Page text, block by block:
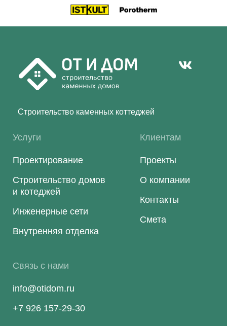
Строительство каменных коттеджей
Услуги
Проектирование
Строительство домов
и котеджей
Инженерные сети
Внутренняя отделка
Клиентам
Проекты
О компании
Контакты
Смета
Связь с нами
info@otidom.ru
+7 926 157-29-30